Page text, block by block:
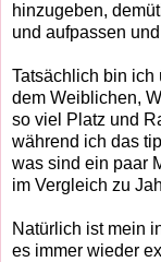
hinzugeben,
und aufpassen
Tatsächlich bin ich
dem Weiblichen,
so viel Platz und
während ich das
was sind ein paar
im Vergleich zu
Natürlich ist mein
es immer wieder